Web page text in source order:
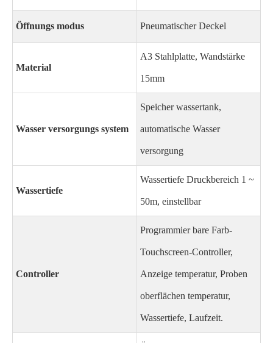
Öffnungs modus Pneumatischer Deckel
Material
A3 Stahlplatte, Wandstärke
15mm
Wasser versorgungs system
Speicher wassertank,
automatische Wasser
versorgung
Wassertiefe
Wassertiefe Druckbereich 1 ~
50m, einstellbar
Controller
Programmier bare Farb-
Touchscreen-Controller,
Anzeige temperatur, Proben
oberflächen temperatur,
Wassertiefe, Laufzeit.